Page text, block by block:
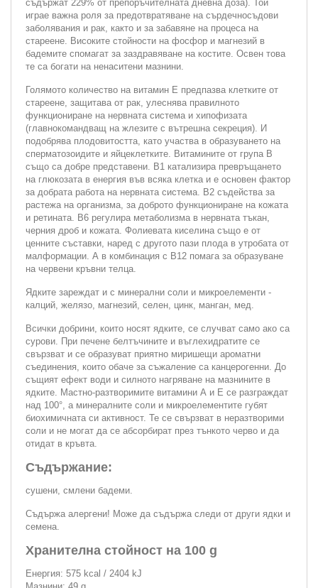
съдържат 229% от препоръчителната дневна доза). Той
играе важна роля за предотвратяване на сърдечносъдови
заболявания и рак, както и за забавяне на процеса на
стареене. Високите стойности на фосфор и магнезий в
бадемите спомагат за заздравяване на костите. Освен това
те са богати на ненаситени мазнини.
Голямото количество на витамин Е предпазва клетките от
стареене, защитава от рак, улеснява правилното
функциониране на нервната система и хипофизата
(главнокомандващ на жлезите с вътрешна секреция). И
подобрява плодовитостта, като участва в образуването на
сперматозоидите и яйцеклетките. Витамините от група В
също са добре представени. В1 катализира превръщането
на глюкозата в енергия във всяка клетка и е основен фактор
за добрата работа на нервната система. В2 съдейства за
растежа на организма, за доброто функциониране на кожата
и ретината. В6 регулира метаболизма в нервната тъкан,
черния дроб и кожата. Фолиевата киселина също е от
ценните съставки, наред с другото пази плода в утробата от
малформации. А в комбинация с В12 помага за образуване
на червени кръвни телца.
Ядките зареждат и с минерални соли и микроелементи -
калций, желязо, магнезий, селен, цинк, манган, мед.
Всички добрини, които носят ядките, се случват само ако са
сурови. При печене белтъчините и въглехидратите се
свързват и се образуват приятно миришещи ароматни
съединения, които обаче за съжаление са канцерогенни. До
същият ефект води и силното нагряване на мазнините в
ядките. Мастно-разтворимите витамини А и Е се разграждат
над 100°, а минералните соли и микроелементите губят
биохимичната си активност. Те се свързват в неразтворими
соли и не могат да се абсорбират през тънкото черво и да
отидат в кръвта.
Съдържание:
сушени, смлени бадеми.
Съдържа алергени! Може да съдържа следи от други ядки и
семена.
Хранителна стойност на 100 g
Енергия: 575 kcal / 2404 kJ